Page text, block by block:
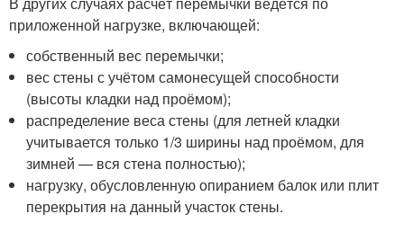
приложенной нагрузке, включающей:
собственный вес перемычки;
вес стены с учётом самонесущей способности
(высоты кладки над проёмом);
распределение веса стены (для летней кладки
учитывается только 1/3 ширины над проёмом, для
зимней — вся стена полностью);
нагрузку, обусловленную опиранием балок или плит
перекрытия на данный участок стены.